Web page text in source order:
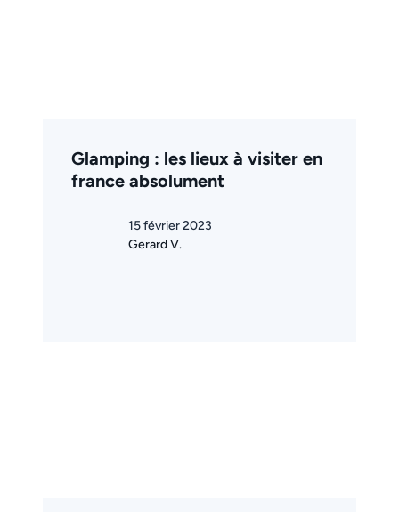
Glamping : les lieux à visiter en
france absolument
15 février 2023
Gerard V.